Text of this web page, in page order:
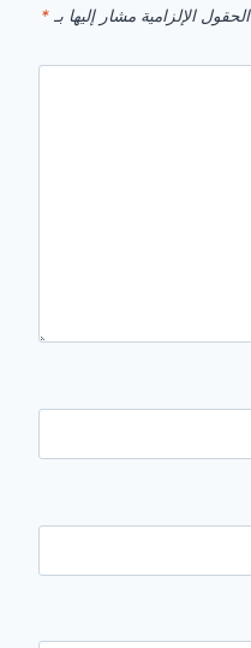
الحقول الإلزامية مشار إليها بـ *